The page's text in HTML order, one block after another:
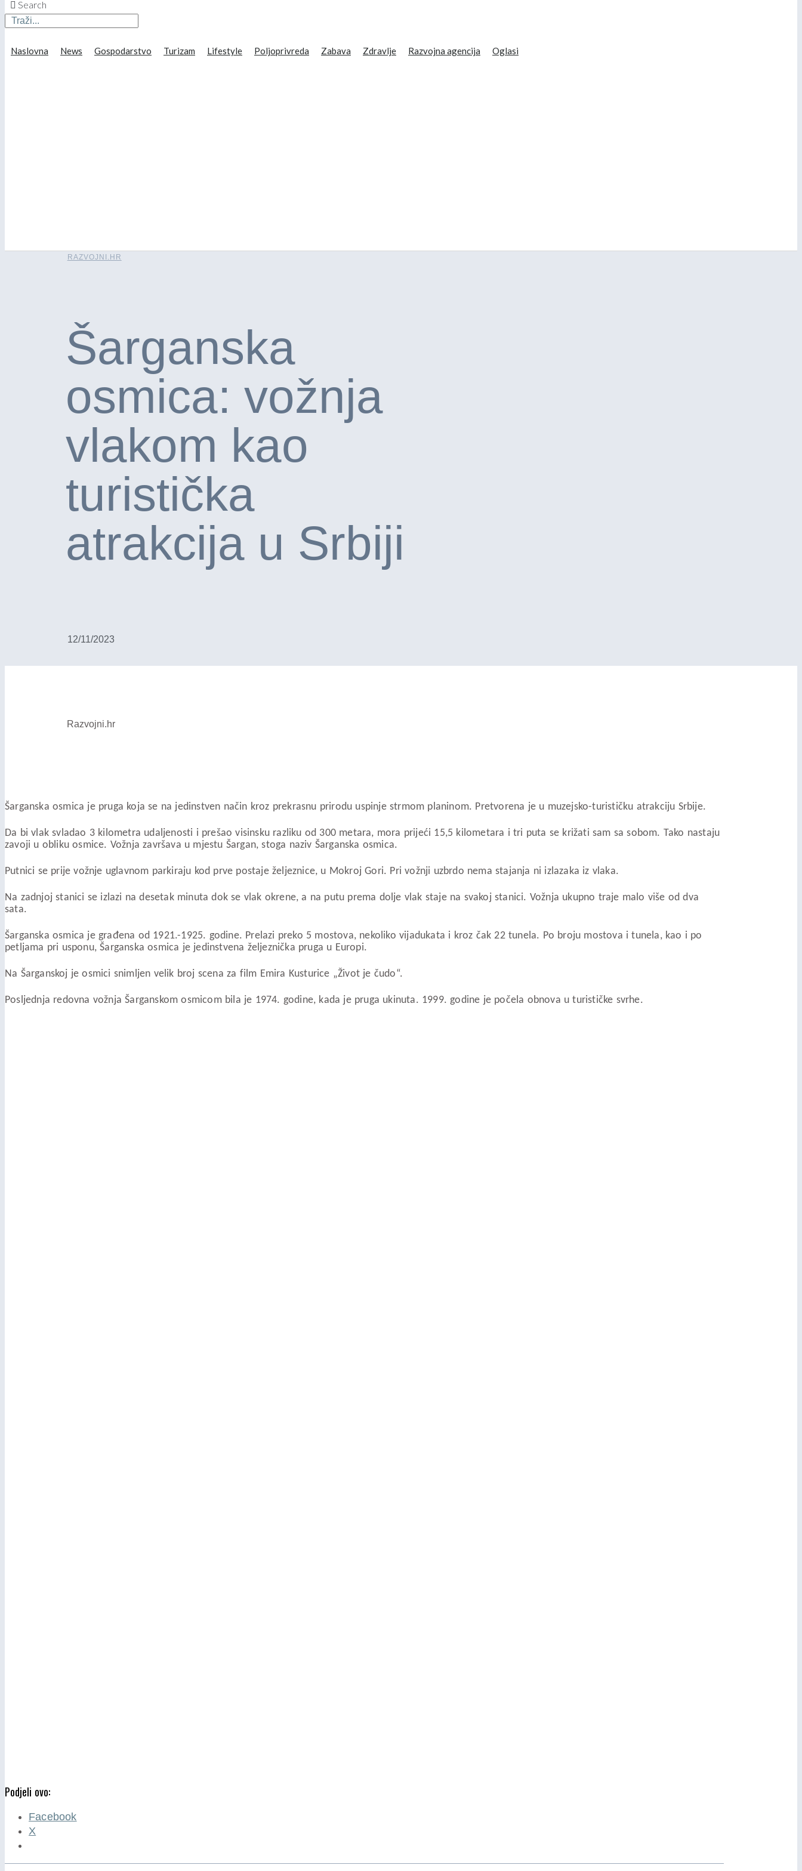
Search
Naslovna News Gospodarstvo Turizam Lifestyle Poljoprivreda Zabava Zdravlje Razvojna agencija Oglasi
RAZVOJNI.HR
Šarganska
osmica: vožnja
vlakom kao
turistička
atrakcija u Srbiji
12/11/2023
Razvojni.hr
Šarganska osmica je pruga koja se na jedinstven način kroz prekrasnu prirodu uspinje strmom planinom. Pretvorena je u muzejsko-turističku atrakciju Srbije.
Da bi vlak svladao 3 kilometra udaljenosti i prešao visinsku razliku od 300 metara, mora prijeći 15,5 kilometara i tri puta se križati sam sa sobom. Tako nastaju
zavoji u obliku osmice. Vožnja završava u mjestu Šargan, stoga naziv Šarganska osmica.
Putnici se prije vožnje uglavnom parkiraju kod prve postaje željeznice, u Mokroj Gori. Pri vožnji uzbrdo nema stajanja ni izlazaka iz vlaka.
Na zadnjoj stanici se izlazi na desetak minuta dok se vlak okrene, a na putu prema dolje vlak staje na svakoj stanici. Vožnja ukupno traje malo više od dva
sata.
Šarganska osmica je građena od 1921.-1925. godine. Prelazi preko 5 mostova, nekoliko vijadukata i kroz čak 22 tunela. Po broju mostova i tunela, kao i po
petljama pri usponu, Šarganska osmica je jedinstvena željeznička pruga u Europi.
Na Šarganskoj je osmici snimljen velik broj scena za film Emira Kusturice „Život je čudo“.
Posljednja redovna vožnja Šarganskom osmicom bila je 1974. godine, kada je pruga ukinuta. 1999. godine je počela obnova u turističke svrhe.
Podjeli ovo:
Facebook
X